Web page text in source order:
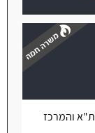
משרה חמה
ת"א והמרכז